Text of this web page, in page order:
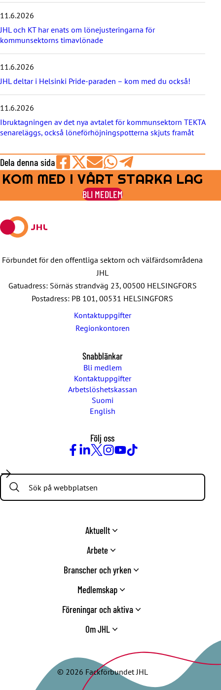
e
n
y
h
e
t
e
n
a
11.6.2026
JHL och KT har enats om lönejusteringarna för
kommunsektorns timavlönade
11.6.2026
JHL deltar i Helsinki Pride-paraden – kom med du också!
11.6.2026
Ibruktagningen av det nya avtalet för kommunsektorn TEKTA
senareläggs, också löneförhöjningspotterna skjuts framåt
Dela denna sida
Share
on
Facebook
Share
on
Share
by
E-
Share
on
WhatsApp
Share
on
Telegram
KOM MED I VÅRT STARKA LAG
BLI MEDLEM
Förbundet för den offentliga sektorn och välfärdsområdena
JHL
Gatuadress: Sörnäs strandväg 23, 00500 HELSINGFORS
Postadress: PB 101, 00531 HELSINGFORS
Kontaktuppgifter
Regionkontoren
Snabblänkar
Bli medlem
Kontaktuppgifter
Arbetslöshetskassan
Suomi
English
Följ oss
Search:
Aktuellt
Arbete
Branscher och yrken
Medlemskap
Föreningar och aktiva
Om JHL
© 2026 Fackförbundet JHL